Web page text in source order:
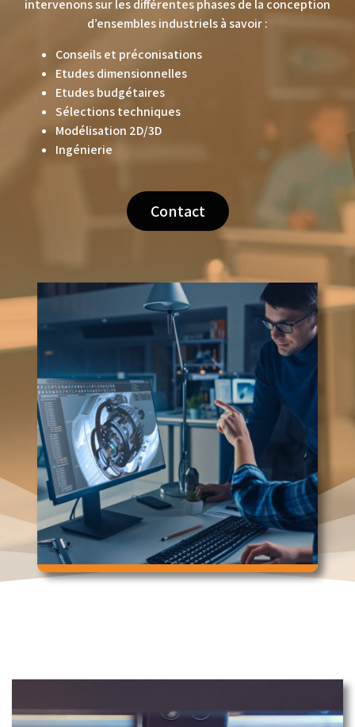
intervenons sur les différentes phases de la conception
d’ensembles industriels à savoir :
Conseils et préconisations
Etudes dimensionnelles
Etudes budgétaires
Sélections techniques
Modélisation 2D/3D
Ingénierie
Contact